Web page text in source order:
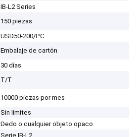
IB-L2 Series
150 piezas
USD50-200/PC
Embalaje de cartón
30 días
T/T
10000 piezas por mes
Sin límites
Dedo o cualquier objeto opaco
Serie IB-L2